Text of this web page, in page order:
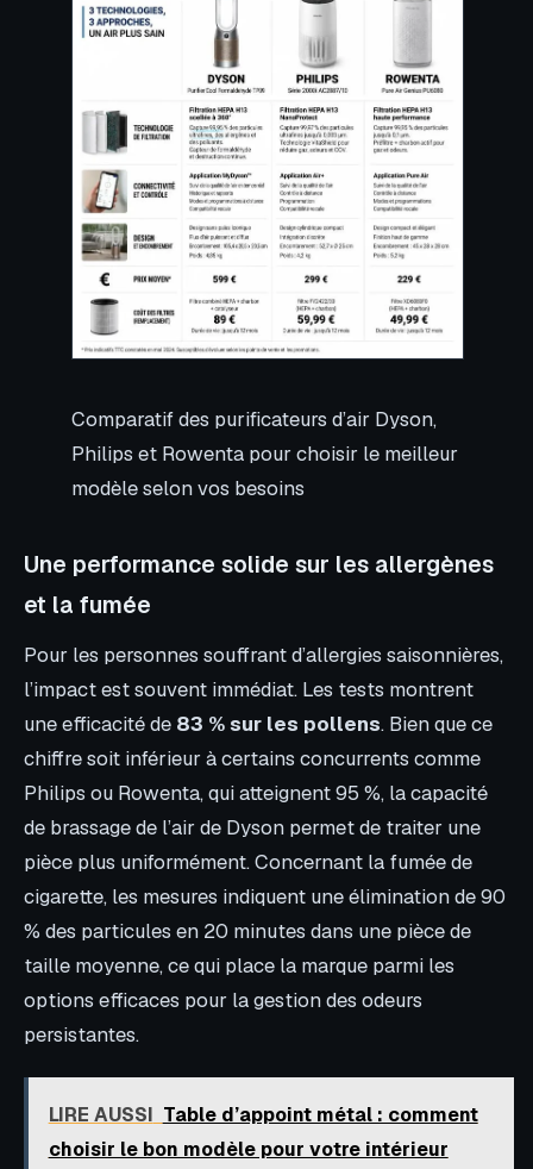
Comparatif des purificateurs d’air Dyson,
Philips et Rowenta pour choisir le meilleur
modèle selon vos besoins
Une performance solide sur les allergènes
et la fumée
Pour les personnes souffrant d’allergies saisonnières,
l’impact est souvent immédiat. Les tests montrent
une efficacité de 83 % sur les pollens. Bien que ce
chiffre soit inférieur à certains concurrents comme
Philips ou Rowenta, qui atteignent 95 %, la capacité
de brassage de l’air de Dyson permet de traiter une
pièce plus uniformément. Concernant la fumée de
cigarette, les mesures indiquent une élimination de 90
% des particules en 20 minutes dans une pièce de
taille moyenne, ce qui place la marque parmi les
options efficaces pour la gestion des odeurs
persistantes.
LIRE AUSSI Table d’appoint métal : comment
choisir le bon modèle pour votre intérieur